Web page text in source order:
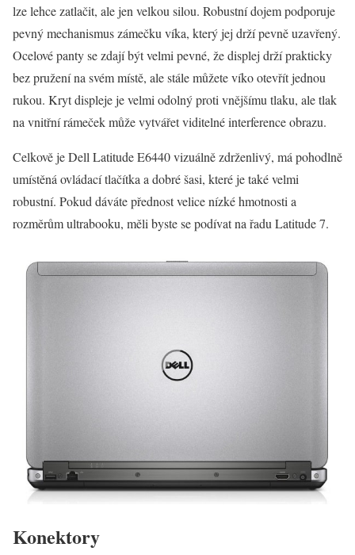
lze lehce zatlačit, ale jen velkou silou. Robustní dojem podporuje
pevný mechanismus zámečku víka, který jej drží pevně uzavřený.
Ocelové panty se zdají být velmi pevné, že displej drží prakticky
bez pružení na svém místě, ale stále můžete víko otevřít jednou
rukou. Kryt displeje je velmi odolný proti vnějšímu tlaku, ale tlak
na vnitřní rámeček může vytvářet viditelné interference obrazu.
Celkově je Dell Latitude E6440 vizuálně zdrženlivý, má pohodlně
umístěná ovládací tlačítka a dobré šasi, které je také velmi
robustní. Pokud dáváte přednost velice nízké hmotnosti a
rozměrům ultrabooku, měli byste se podívat na řadu Latitude 7.
Konektory